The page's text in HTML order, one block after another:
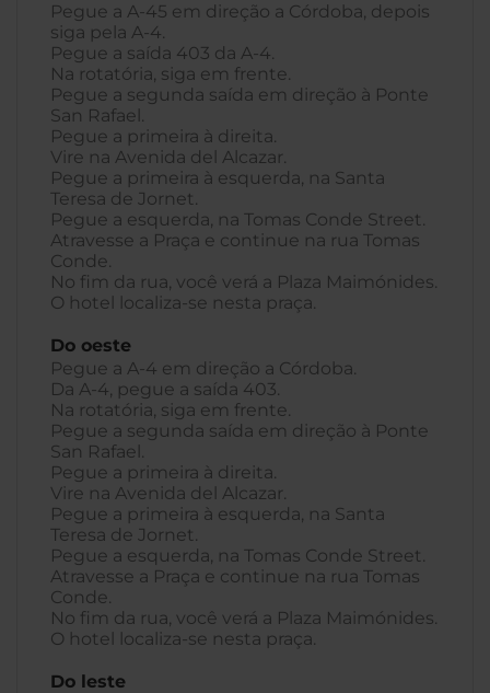
Pegue a A-45 em direção a Córdoba, depois
siga pela A-4.
Pegue a saída 403 da A-4.
Na rotatória, siga em frente.
Pegue a segunda saída em direção à Ponte
San Rafael.
Pegue a primeira à direita.
Vire na Avenida del Alcazar.
Pegue a primeira à esquerda, na Santa
Teresa de Jornet.
Pegue a esquerda, na Tomas Conde Street.
Atravesse a Praça e continue na rua Tomas
Conde.
No fim da rua, você verá a Plaza Maimónides.
O hotel localiza-se nesta praça.
Do oeste
Pegue a A-4 em direção a Córdoba.
Da A-4, pegue a saída 403.
Na rotatória, siga em frente.
Pegue a segunda saída em direção à Ponte
San Rafael.
Pegue a primeira à direita.
Vire na Avenida del Alcazar.
Pegue a primeira à esquerda, na Santa
Teresa de Jornet.
Pegue a esquerda, na Tomas Conde Street.
Atravesse a Praça e continue na rua Tomas
Conde.
No fim da rua, você verá a Plaza Maimónides.
O hotel localiza-se nesta praça.
Do leste